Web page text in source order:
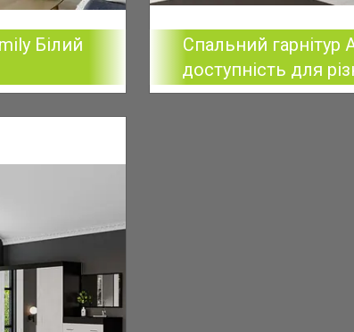
Білий
Спальний гарнітур
доступність для